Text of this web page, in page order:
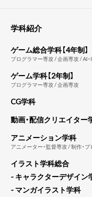
学科紹介
ゲーム総合学科【4年制】
プログラマー専攻 / 企画専攻 / AI
ゲーム学科【2年制】
プログラマー専攻 / 企画専攻
CG学科
動画・配信クリエイター
アニメーション学科
アニメーター・監督専攻 / 制作・
イラスト学科総合
- キャラクターデザイン
- マンガイラスト学科